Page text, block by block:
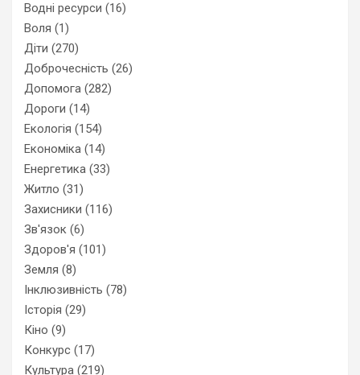
Водні ресурси (16)
Воля (1)
Діти (270)
Доброчесність (26)
Допомога (282)
Дороги (14)
Екологія (154)
Економіка (14)
Енергетика (33)
Житло (31)
Захисники (116)
Зв'язок (6)
Здоров'я (101)
Земля (8)
Інклюзивність (78)
Історія (29)
Кіно (9)
Конкурс (17)
Культура (219)